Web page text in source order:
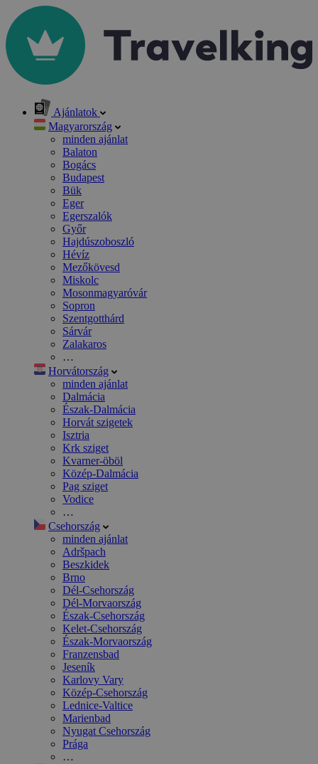
Ajánlatok
Magyarország
minden ajánlat
Balaton
Bogács
Budapest
Bük
Eger
Egerszalók
Győr
Hajdúszoboszló
Hévíz
Mezőkövesd
Miskolc
Mosonmagyaróvár
Sopron
Szentgotthárd
Sárvár
Zalakaros
…
Horvátország
minden ajánlat
Dalmácia
Észak-Dalmácia
Horvát szigetek
Isztria
Krk sziget
Kvarner-öböl
Közép-Dalmácia
Pag sziget
Vodice
…
Csehország
minden ajánlat
Adršpach
Beszkidek
Brno
Dél-Csehország
Dél-Morvaország
Észak-Csehország
Kelet-Csehország
Észak-Morvaország
Franzensbad
Jeseník
Karlovy Vary
Közép-Csehország
Lednice-Valtice
Marienbad
Nyugat Csehország
Prága
…